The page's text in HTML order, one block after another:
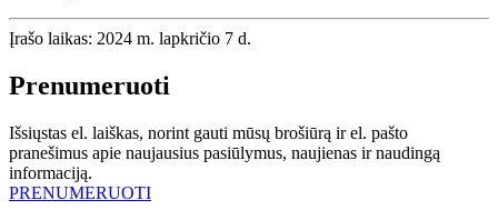
Įrašo laikas: 2024 m. lapkričio 7 d.
Prenumeruoti
Išsiųstas el. laiškas, norint gauti mūsų brošiūrą ir el. pašto
pranešimus apie naujausius pasiūlymus, naujienas ir naudingą
informaciją.
PRENUMERUOTI